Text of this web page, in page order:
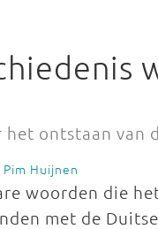
ontstaan van
Pim Huijnen
woorden die
met de